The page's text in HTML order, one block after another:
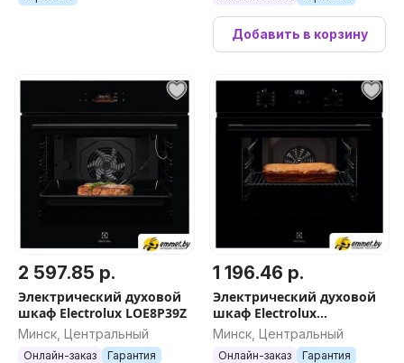
Добавить в корзину
2 597.85 р.
Электрический духовой
шкаф Electrolux LOE8P39Z
Минск, Центральный
Онлайн-заказ Гарантия
1 196.46 р.
Электрический духовой
шкаф Electrolux
SurroundCook 600
EOF5C50BZ
Минск, Центральный
Онлайн-заказ Гарантия